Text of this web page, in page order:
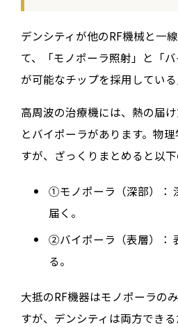
デンシティが他のRF機械と一
て、「モノポーラ照射」と「
が可能なチップを採用している
高周波の治療機には、熱の届
とバイポーラがあります。物
すが、ざっくりまとめると以下
①モノポーラ（深部）：
届く。
②バイポーラ（表層）：
る。
大抵のRF機器はモノポーラの
すが、デンシティは両方できる